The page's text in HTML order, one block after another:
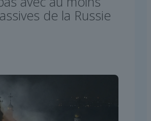
de la Russie